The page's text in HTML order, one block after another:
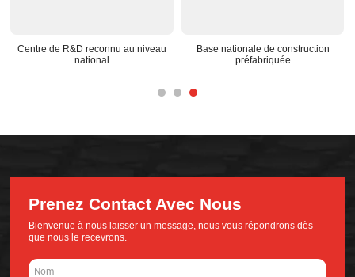
de
Centre de R&D reconnu au niveau
Base nationale de
Prenez Contact Avec Nous
Bienvenue à nous laisser un message, nous vous répondrons dès
que nous le recevrons.